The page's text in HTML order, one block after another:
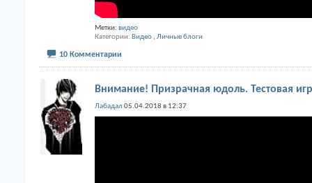
Метки: видео
Категории Видео , Личные блоги
10 Комментарии
Внимание! Призрачная юдоль. Тестовая
Лабадал 05.04.2018 в 12:37